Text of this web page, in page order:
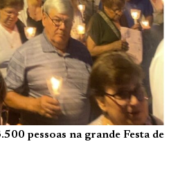
pessoas na grande Festa de